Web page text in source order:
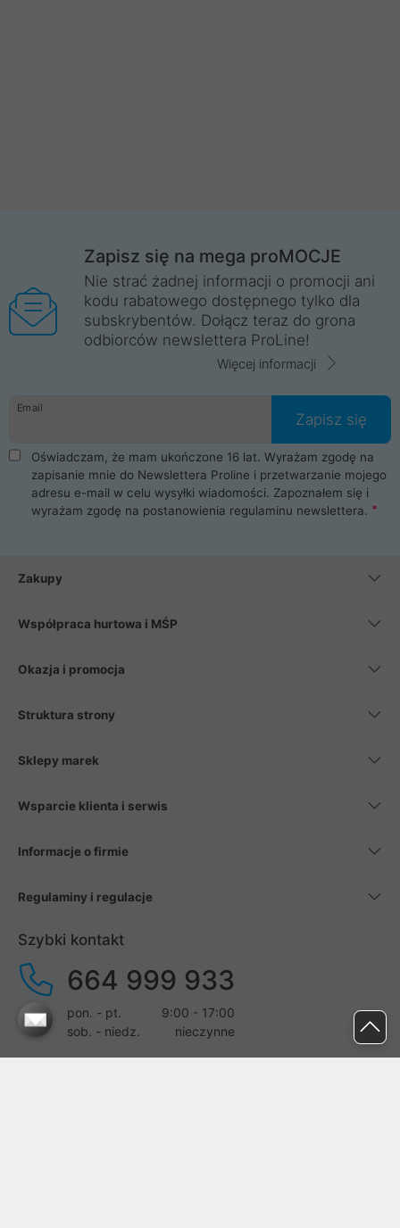
Zapisz się na mega proMOCJE
Nie strać żadnej informacji o promocji ani
kodu rabatowego dostępnego tylko dla
subskrybentów. Dołącz teraz do grona
odbiorców newslettera ProLine!
Więcej informacji
Email
Zapisz się
Oświadczam, że mam ukończone 16 lat. Wyrażam zgodę na
zapisanie mnie do Newslettera Proline i przetwarzanie mojego
adresu e-mail w celu wysyłki wiadomości. Zapoznałem się i
wyrażam zgodę na postanowienia regulaminu newslettera.
Zakupy
Współpraca hurtowa i MŚP
Okazja i promocja
Struktura strony
Sklepy marek
Wsparcie klienta i serwis
Informacje o firmie
Regulaminy i regulacje
Szybki kontakt
664 999 933
pon. - pt.
9:00 - 17:00
sob. - niedz.
nieczynne